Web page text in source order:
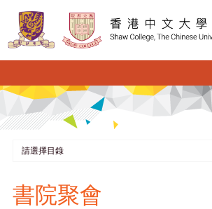
請選擇目錄
書院聚會